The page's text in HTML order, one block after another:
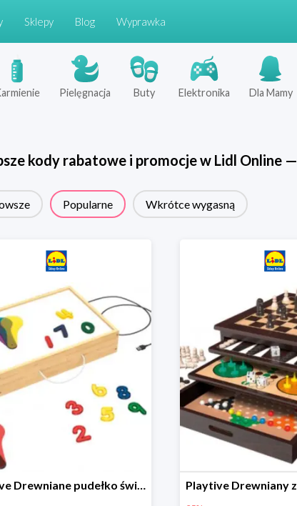
Sklepy Blog Wyprawka
Pielęgnacja Buty Elektronika Dla Mamy
kody rabatowe i promocje w Lidl Online—
Popularne Wkrótce wygasną
Playtive Drewniane pudełko świetlne MONTESSORI